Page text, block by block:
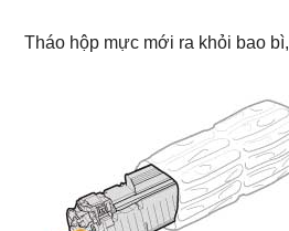
Tháo hộp mực mới ra khỏi bao